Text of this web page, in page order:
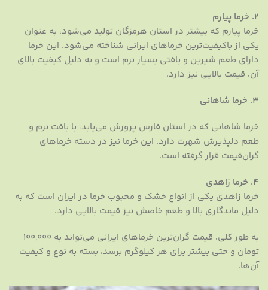
۲. خرما پیارم
خرما پیارم که بیشتر در استان هرمزگان تولید می‌شود، به عنوان
یکی از باکیفیت‌ترین خرماهای ایرانی شناخته می‌شود. این خرما
دارای طعم شیرین و بافتی بسیار نرم است و به دلیل کیفیت بالای
آن، قیمت بالایی نیز دارد.
۳. خرما شاهانی
خرما شاهانی که در استان فارس پرورش می‌یابد، با بافت نرم و
طعم دلپذیرش شهرت دارد. این خرما نیز در دسته خرماهای
گران‌قیمت قرار گرفته است.
۴. خرما زاهدی
خرما زاهدی یکی از انواع خشک و محبوب خرما در ایران است که به
دلیل ماندگاری بالا و طعم خاصش نیز قیمت بالایی دارد.
به طور کلی، قیمت گران‌ترین خرماهای ایرانی می‌تواند به 100,000
تومان و حتی بیشتر برای هر کیلوگرم برسد، بسته به نوع و کیفیت
آن‌ها.